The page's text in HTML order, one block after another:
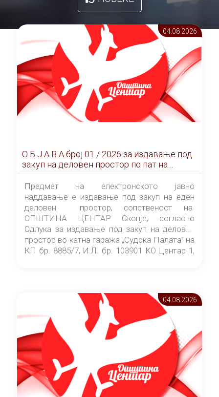
04.08 2026
О Б Ј А В А брoj 01 / 2026 за издавање под
закуп на деловен простор по пат на
ЕЛЕКТРОНСКО ЈАВНО НАДДАВАЊЕ
Предмет на електронското јавно
наддавање е издавање под закуп на еден
деловен простор, сопственост на
ОПШТИНА ЦЕНТАР Скопје, согласно
Одлука за издавање под закуп на деловен
простор во катна гаража „Судска Палата” на
КП бр. 8885/7, И.Л. бр. 103901 КО Центар 1,
Скопје” број 9/2026), за времетраење од 3
(три) години од денот на потпишувањето на
Договорот за закуп со најповолниот
понудувач.
04.08 2026